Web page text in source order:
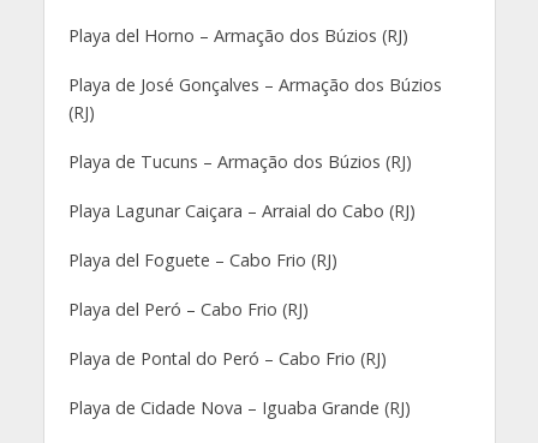
Playa del Horno – Armação dos Búzios (RJ)
Playa de José Gonçalves – Armação dos Búzios
(RJ)
Playa de Tucuns – Armação dos Búzios (RJ)
Playa Lagunar Caiçara – Arraial do Cabo (RJ)
Playa del Foguete – Cabo Frio (RJ)
Playa del Peró – Cabo Frio (RJ)
Playa de Pontal do Peró – Cabo Frio (RJ)
Playa de Cidade Nova – Iguaba Grande (RJ)